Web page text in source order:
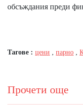
обсъждания преди
Тагове : цени , парно ,
Прочети още